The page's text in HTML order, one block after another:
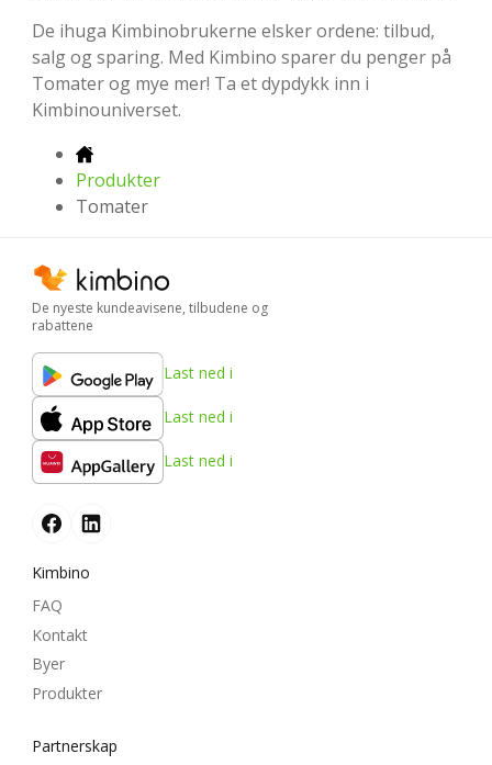
De ihuga Kimbinobrukerne elsker ordene: tilbud,
salg og sparing. Med Kimbino sparer du penger på
Tomater og mye mer! Ta et dypdykk inn i
Kimbinouniverset.
Produkter
Tomater
De nyeste kundeavisene, tilbudene og
rabattene
Last ned i
Last ned i
Last ned i
Kimbino
FAQ
Kontakt
Byer
Produkter
Partnerskap